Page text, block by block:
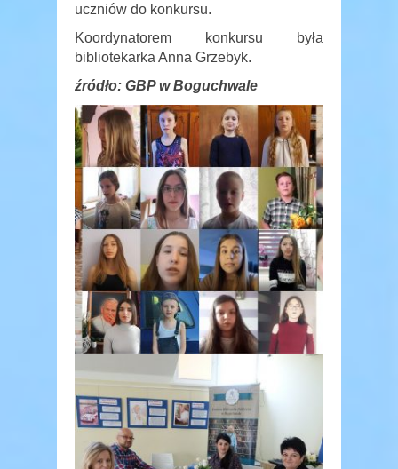
uczniów do konkursu.
Koordynatorem konkursu była
bibliotekarka Anna Grzebyk.
źródło: GBP w Boguchwale